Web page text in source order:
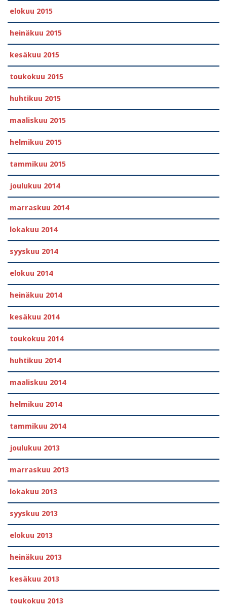
elokuu 2015
heinäkuu 2015
kesäkuu 2015
toukokuu 2015
huhtikuu 2015
maaliskuu 2015
helmikuu 2015
tammikuu 2015
joulukuu 2014
marraskuu 2014
lokakuu 2014
syyskuu 2014
elokuu 2014
heinäkuu 2014
kesäkuu 2014
toukokuu 2014
huhtikuu 2014
maaliskuu 2014
helmikuu 2014
tammikuu 2014
joulukuu 2013
marraskuu 2013
lokakuu 2013
syyskuu 2013
elokuu 2013
heinäkuu 2013
kesäkuu 2013
toukokuu 2013